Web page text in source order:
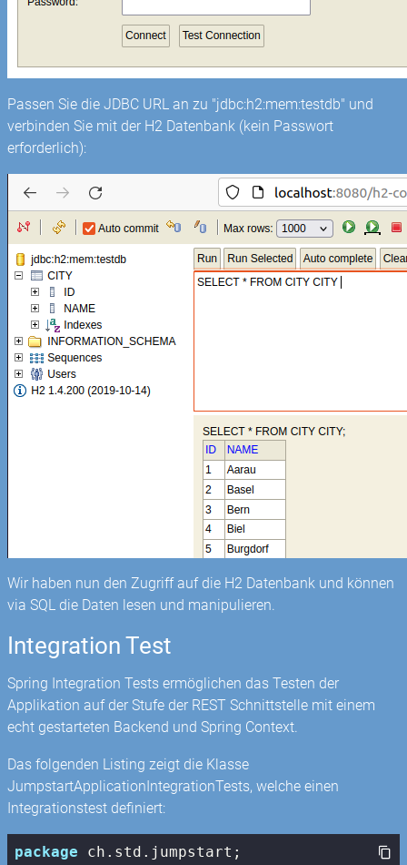
Passen Sie die JDBC URL an zu "jdbc:h2:mem:testdb" und
verbinden Sie mit der H2 Datenbank (kein Passwort
erforderlich):
Wir haben nun den Zugriff auf die H2 Datenbank und können
via SQL die Daten lesen und manipulieren.
Integration Test
Spring Integration Tests ermöglichen das Testen der
Applikation auf der Stufe der REST Schnittstelle mit einem
echt gestarteten Backend und Spring Context.
Das folgenden Listing zeigt die Klasse
JumpstartApplicationIntegrationTests, welche einen
Integrationstest definiert:
package ch.std.jumpstart;